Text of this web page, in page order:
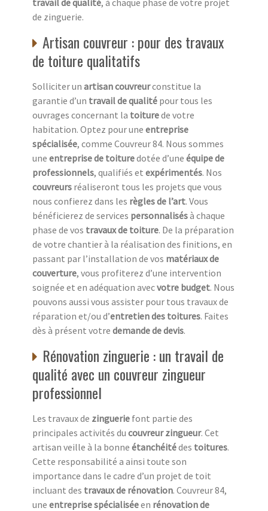
de zinguerie.
Artisan couvreur : pour des travaux
de toiture qualitatifs
Solliciter un artisan couvreurconstitue la
garantie d’un travail de qualité pour tous les
ouvrages concernant la toiturede votre
habitation. Optez pour une entreprise
spécialisée, comme Couvreur 84. Nous sommes
une entreprise de toituredotée d’une équipe de
professionnels, qualifiés et expérimentés. Nos
couvreurs réaliseront tous les projets que vous
nous confierez dans les règles de l’art. Vous
bénéficierez de services personnalisésà chaque
phase de vos travaux de toiture. De la préparation
de votre chantier à la réalisation des finitions, en
passant par l’installation de vos matériaux de
couverture, vous profiterez d’une intervention
soignée et en adéquation avecvotre budget. Nous
pouvons aussi vous assister pour tous travaux de
réparation et/ou d’entretien des toitures. Faites
dès à présent votre demande de devis.
Rénovation zinguerie : un travail de
qualité avec un couvreur zingueur
professionnel
Les travaux de zinguerie font partie des
principales activités du couvreur zingueur. Cet
artisan veille à la bonne étanchéitédes toitures.
Cette responsabilité a ainsi toute son
importance dans le cadre d’un projet de toit
incluant des travaux de rénovation. Couvreur 84,
une entreprise spécialiséeen rénovation de